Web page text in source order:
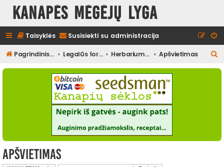
Kanapės mėgėjų lyga
Taisyklės Susisiekti su administracija
Pagrindinis diskusijų puslapis Legalūs forumai Herbariumas Apšvietimas
e
Apšvietimas